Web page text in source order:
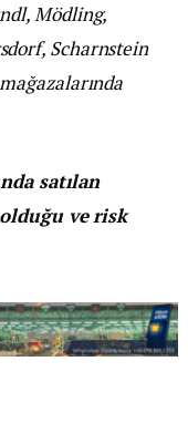
Mödling,
Scharnstein
satılan
ve risk